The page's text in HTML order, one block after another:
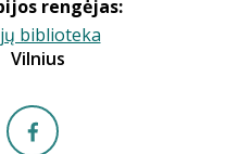
rengėjas:
biblioteka
Vilnius